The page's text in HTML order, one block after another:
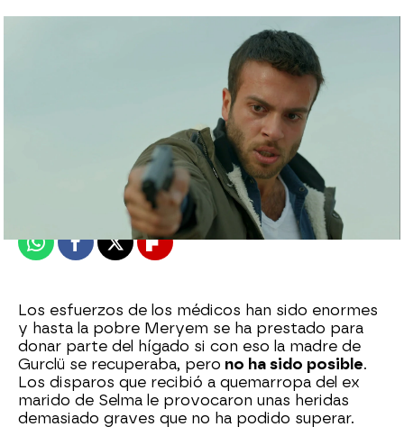
15 de julio de 2022, 21:49
WhatsappFacebook
X Flipboard
Los esfuerzos de los médicos han sido enormes
y hasta la pobre Meryem se ha prestado para
donar parte del hígado si con eso la madre de
Gurclü se recuperaba, pero no ha sido posible.
Los disparos que recibió a quemarropa del ex
marido de Selma le provocaron unas heridas
demasiado graves que no ha podido superar.